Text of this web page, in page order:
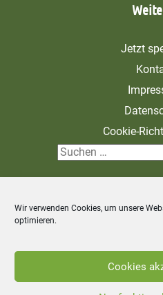
Wir verwenden Cookies, um unsere
optimieren.
Cookies
Jetzt
Cookie-
S
h
n